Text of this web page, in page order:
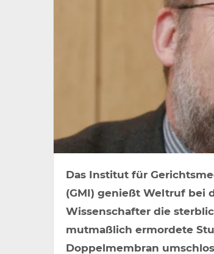
Das Institut für
(GMI) genießt Weltruf bei
Wissenschafter die
mutmaßlich ermordete
Doppelmembran